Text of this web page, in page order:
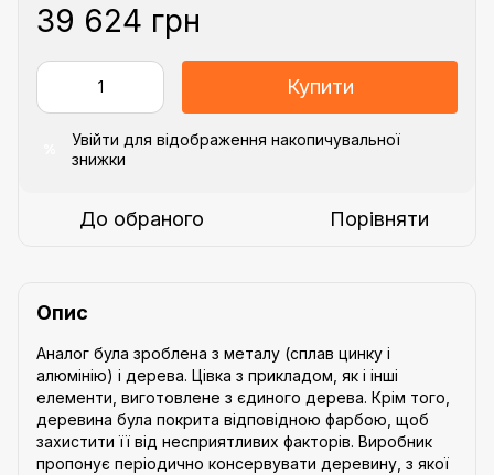
39 624 грн
Купити
Увійти для відображення накопичувальної
знижки
До обраного Порівняти
Опис
Аналог була зроблена з металу (сплав цинку і
алюмінію) і дерева. Цівка з прикладом, як і інші
елементи, виготовлене з єдиного дерева. Крім того,
деревина була покрита відповідною фарбою, щоб
захистити її від несприятливих факторів. Виробник
пропонує періодично консервувати деревину, з якої